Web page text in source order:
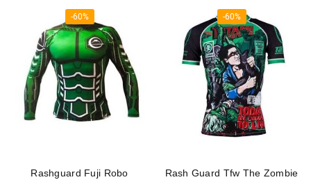
-60%
Rashguard Fuji Robo
-60%
Rash Guard Tfw The Zombie